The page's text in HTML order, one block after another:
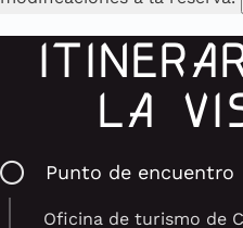
LA
Punto de encuentro
Oficina de turismo de